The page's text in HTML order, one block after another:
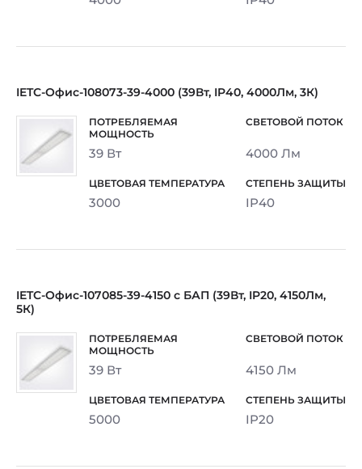
IETC-Офис-108073-39-4000 (39Вт, IP40, 4000Лм, 3К)
39 Вт 4000 Лм
3000 IP40
IETC-Офис-107085-39-4150 с БАП (39Вт, IP20, 4150Лм,
5К)
39 Вт 4150 Лм
5000 IP20